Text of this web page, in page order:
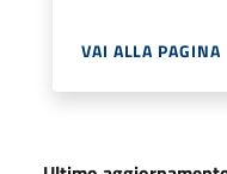
VAI ALLA PAGINA